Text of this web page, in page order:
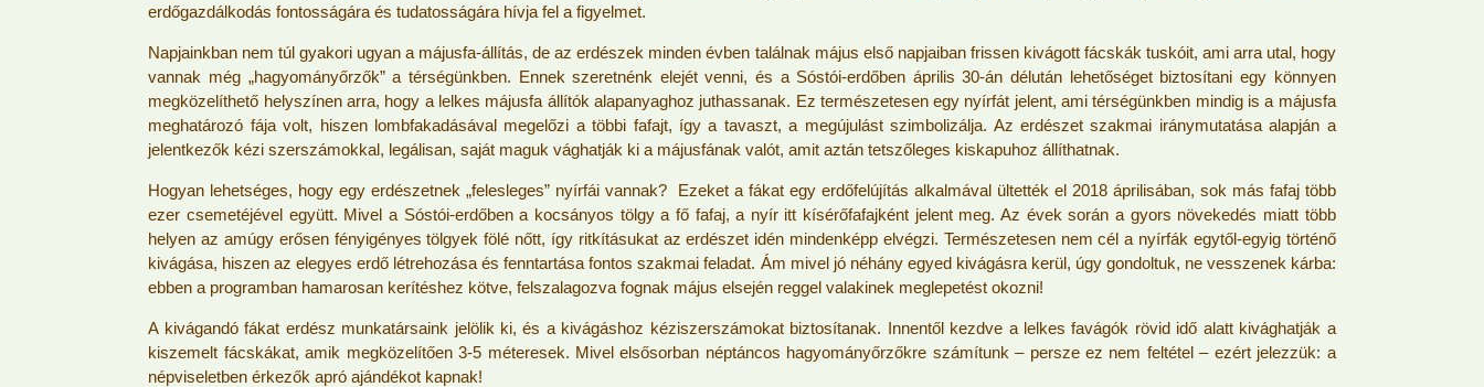
erdőgazdálkodás fontosságára és tudatosságára hívja fel a figyelmet.
Napjainkban nem túl gyakori ugyan a májusfa-állítás, de az erdészek minden évben találnak május első napjaiban frissen kivágott fácskák tuskóit, ami arra utal, hogy
vannak még „hagyományőrzők” a térségünkben. Ennek szeretnénk elejét venni, és a Sóstói-erdőben április 30-án délután lehetőséget biztosítani egy könnyen
megközelíthető helyszínen arra, hogy a lelkes májusfa állítók alapanyaghoz juthassanak. Ez természetesen egy nyírfát jelent, ami térségünkben mindig is a májusfa
meghatározó fája volt, hiszen lombfakadásával megelőzi a többi fafajt, így a tavaszt, a megújulást szimbolizálja. Az erdészet szakmai iránymutatása alapján a
jelentkezők kézi szerszámokkal, legálisan, saját maguk vághatják ki a májusfának valót, amit aztán tetszőleges kiskapuhoz állíthatnak.
Hogyan lehetséges, hogy egy erdészetnek „felesleges” nyírfái vannak? Ezeket a fákat egy erdőfelújítás alkalmával ültették el 2018 áprilisában, sok más fafaj több
ezer csemetéjével együtt. Mivel a Sóstói-erdőben a kocsányos tölgy a fő fafaj, a nyír itt kísérőfafajként jelent meg. Az évek során a gyors növekedés miatt több
helyen az amúgy erősen fényigényes tölgyek fölé nőtt, így ritkításukat az erdészet idén mindenképp elvégzi. Természetesen nem cél a nyírfák egytől-egyig történő
kivágása, hiszen az elegyes erdő létrehozása és fenntartása fontos szakmai feladat. Ám mivel jó néhány egyed kivágásra kerül, úgy gondoltuk, ne vesszenek kárba:
ebben a programban hamarosan kerítéshez kötve, felszalagozva fognak május elsején reggel valakinek meglepetést okozni!
A kivágandó fákat erdész munkatársaink jelölik ki, és a kivágáshoz kéziszerszámokat biztosítanak. Innentől kezdve a lelkes favágók rövid idő alatt kivághatják a
kiszemelt fácskákat, amik megközelítően 3-5 méteresek. Mivel elsősorban néptáncos hagyományőrzőkre számítunk – persze ez nem feltétel – ezért jelezzük: a
népviseletben érkezők apró ajándékot kapnak!